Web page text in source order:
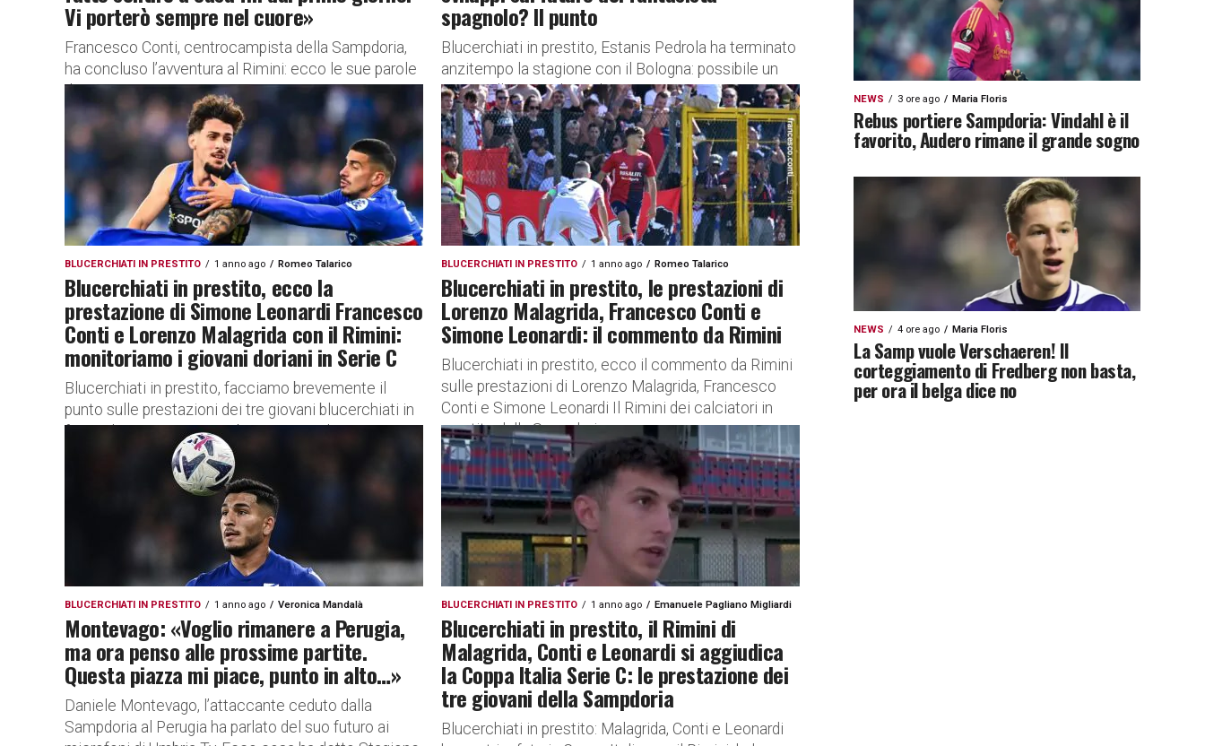
Vi porterò sempre nel cuore»
Francesco Conti, centrocampista della Sampdoria,
ha concluso l’avventura al Rimini: ecco le sue parole
di ringraziamento Francesco Conti, centrocampista
della Sampdoria, ha concluso l’avventura al Rimini...
spagnolo? Il punto
Blucerchiati in prestito, Estanis Pedrola ha terminato
anzitempo la stagione con il Bologna: possibile un
ritorno alla Sampdoria. Il punto Attraverso un
comunicato il Bologna ha...
BLUCERCHIATI IN PRESTITO 1 anno ago Romeo Talarico
Blucerchiati in prestito, ecco la
prestazione di Simone Leonardi Francesco
Conti e Lorenzo Malagrida con il Rimini:
monitoriamo i giovani doriani in Serie C
Blucerchiati in prestito, facciamo brevemente il
punto sulle prestazioni dei tre giovani blucerchiati in
forza al Rimini Facciamo brevemente il punto sui 3
blucerchiati in prestito...
BLUCERCHIATI IN PRESTITO 1 anno ago Romeo Talarico
Blucerchiati in prestito, le prestazioni di
Lorenzo Malagrida, Francesco Conti e
Simone Leonardi: il commento da Rimini
Blucerchiati in prestito, ecco il commento da Rimini
sulle prestazioni di Lorenzo Malagrida, Francesco
Conti e Simone Leonardi Il Rimini dei calciatori in
prestito dalla Sampdoria...
BLUCERCHIATI IN PRESTITO 1 anno ago Veronica Mandalà
Montevago: «Voglio rimanere a Perugia,
ma ora penso alle prossime partite.
Questa piazza mi piace, punto in alto…»
Daniele Montevago, l’attaccante ceduto dalla
Sampdoria al Perugia ha parlato del suo futuro ai
BLUCERCHIATI IN PRESTITO 1 anno ago Emanuele Pagliano Migliardi
Blucerchiati in prestito, il Rimini di
Malagrida, Conti e Leonardi si aggiudica
la Coppa Italia Serie C: le prestazione dei
tre giovani della Sampdoria
Blucerchiati in prestito: Malagrida, Conti e Leonardi
NEWS 3 ore ago Maria Floris
Rebus portiere Sampdoria: Vindahl è il
favorito, Audero rimane il grande sogno
NEWS 4 ore ago Maria Floris
La Samp vuole Verschaeren! Il
corteggiamento di Fredberg non basta,
per ora il belga dice no